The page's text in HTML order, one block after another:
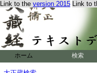
Link to the version 2015 Link to
ホーム 検索